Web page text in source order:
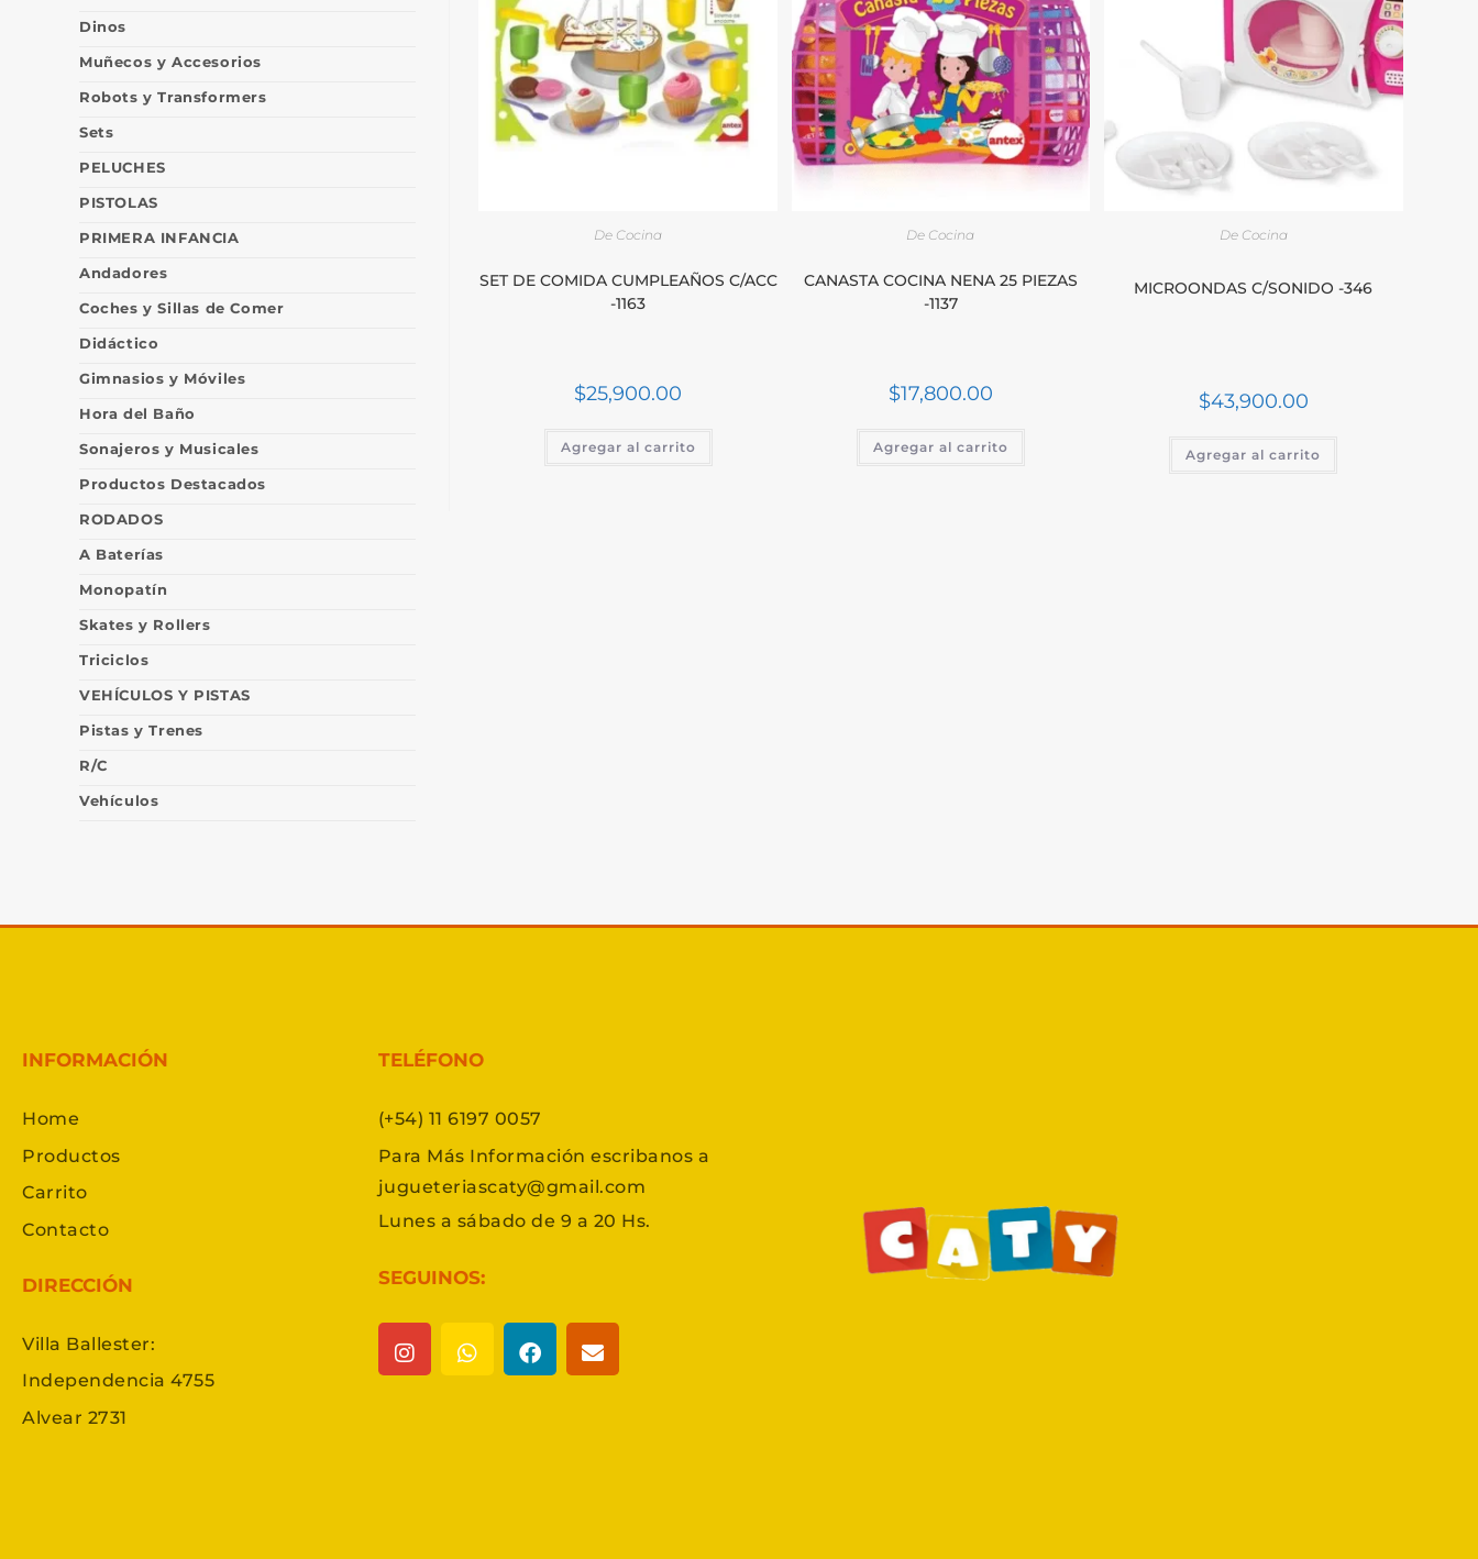
De Cocina
SET DE COMIDA CUMPLEAÑOS C/ACC
-1163
$25,900.00
Agregar al carrito
De Cocina
CANASTA COCINA NENA 25 PIEZAS
-1137
$17,800.00
Agregar al carrito
De Cocina
MICROONDAS C/SONIDO -346
$43,900.00
Agregar al carrito
Dinos
Muñecos y Accesorios
Robots y Transformers
Sets
PELUCHES
PISTOLAS
PRIMERA INFANCIA
Andadores
Coches y Sillas de Comer
Didáctico
Gimnasios y Móviles
Hora del Baño
Sonajeros y Musicales
Productos Destacados
RODADOS
A Baterías
Monopatín
Skates y Rollers
Triciclos
VEHÍCULOS Y PISTAS
Pistas y Trenes
R/C
Vehículos
INFORMACIÓN
Home
Productos
Carrito
Contacto
DIRECCIÓN
Villa Ballester:
Independencia 4755
Alvear 2731
TELÉFONO
(+54) 11 6197 0057
Para Más Información escribanos a
jugueteriascaty@gmail.com
Lunes a sábado de 9 a 20 Hs.
SEGUINOS: